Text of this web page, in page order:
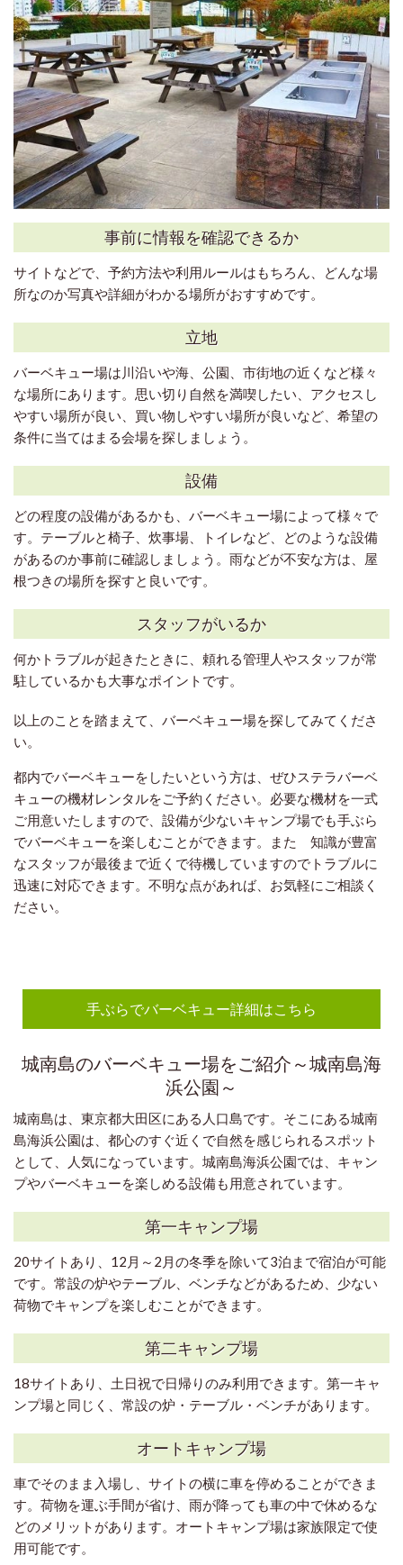
事前に情報を確認できるか
サイトなどで、予約方法や利用ルールはもちろん、どんな場
所なのか写真や詳細がわかる場所がおすすめです。
立地
バーベキュー場は川沿いや海、公園、市街地の近くなど様々
な場所にあります。思い切り自然を満喫したい、アクセスし
やすい場所が良い、買い物しやすい場所が良いなど、希望の
条件に当てはまる会場を探しましょう。
設備
どの程度の設備があるかも、バーベキュー場によって様々で
す。テーブルと椅子、炊事場、トイレなど、どのような設備
があるのか事前に確認しましょう。雨などが不安な方は、屋
根つきの場所を探すと良いです。
スタッフがいるか
何かトラブルが起きたときに、頼れる管理人やスタッフが常
駐しているかも大事なポイントです。
以上のことを踏まえて、バーベキュー場を探してみてくださ
い。
都内でバーベキューをしたいという方は、ぜひステラバーベ
キューの機材レンタルをご予約ください。必要な機材を一式
ご用意いたしますので、設備が少ないキャンプ場でも手ぶら
でバーベキューを楽しむことができます。また 知識が豊富
なスタッフが最後まで近くで待機していますのでトラブルに
迅速に対応できます。不明な点があれば、お気軽にご相談く
ださい。
手ぶらでバーベキュー詳細はこちら
城南島のバーベキュー場をご紹介～城南島海
浜公園～
城南島は、東京都大田区にある人口島です。そこにある城南
島海浜公園は、都心のすぐ近くで自然を感じられるスポット
として、人気になっています。城南島海浜公園では、キャン
プやバーベキューを楽しめる設備も用意されています。
第一キャンプ場
20サイトあり、12月～2月の冬季を除いて3泊まで宿泊が可能
です。常設の炉やテーブル、ベンチなどがあるため、少ない
荷物でキャンプを楽しむことができます。
第二キャンプ場
18サイトあり、土日祝で日帰りのみ利用できます。第一キャ
ンプ場と同じく、常設の炉・テーブル・ベンチがあります。
オートキャンプ場
車でそのまま入場し、サイトの横に車を停めることができま
す。荷物を運ぶ手間が省け、雨が降っても車の中で休めるな
どのメリットがあります。オートキャンプ場は家族限定で使
用可能です。